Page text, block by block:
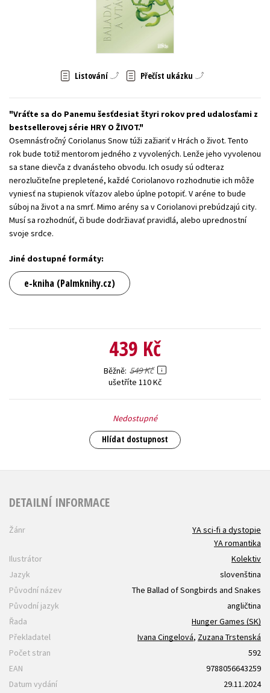
Zahraniční literatura
Všechny tituly
Listování Přečíst ukázku
Vráťte sa do Panemu šesťdesiat štyri rokov pred udalosťami z
bestsellerovej série HRY O ŽIVOT.
Osemnásťročný Coriolanus Snow túži zažiariť v Hrách o život. Tento
rok bude totiž mentorom jedného z vyvolených. Lenže jeho vyvolenou
sa stane dievča z dvanásteho obvodu. Ich osudy sú odteraz
nerozlučiteľne prepletené, každé Coriolanovo rozhodnutie ich môže
vyniesť na stupienok víťazov alebo úplne potopiť. V aréne to bude
súboj na život a na smrť. Mimo arény sa v Coriolanovi prebúdzajú city.
Musí sa rozhodnúť, či bude dodržiavať pravidlá, alebo uprednostní
svoje srdce.
Jiné dostupné formáty:
e-kniha (Palmknihy.cz)
439 Kč
Běžně 549 Kč
ušetříte 110 Kč
Nedostupné
Hlídat dostupnost
DETAILNÍ INFORMACE
Žánr
YA sci-fi a dystopie
YA romantika
Ilustrátor
Kolektiv
Jazyk
slovenština
Původní název
The Ballad of Songbirds and Snakes
Původní jazyk
angličtina
Řada
Hunger Games (SK)
Překladatel
Ivana Cingelová, Zuzana Trstenská
Počet stran
592
EAN
9788056643259
Datum vydání
29.11.2024